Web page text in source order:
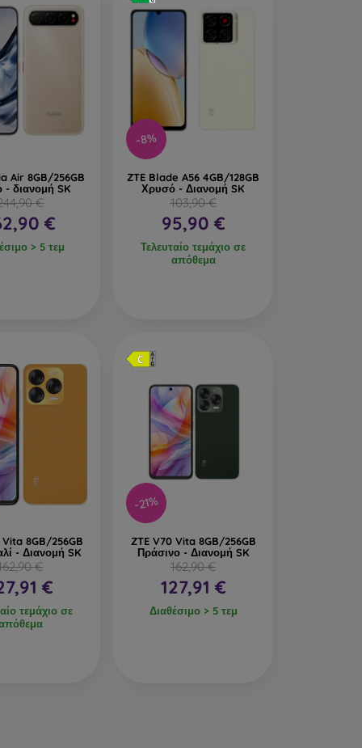
Air 8GB/256GB
- διανομή SK
€
€
> 5 τεμ
-8%
ZTE Blade A56 4GB/128GB
Χρυσό - Διανομή SK
103,90 €
95,90 €
Τελευταίο τεμάχιο σε
απόθεμα
Vita 8GB/256GB
- Διανομή SK
€
€
τεμάχιο σε
-21%
ZTE V70 Vita 8GB/256GB
Πράσινο - Διανομή SK
162,90 €
127,91 €
Διαθέσιμο > 5 τεμ